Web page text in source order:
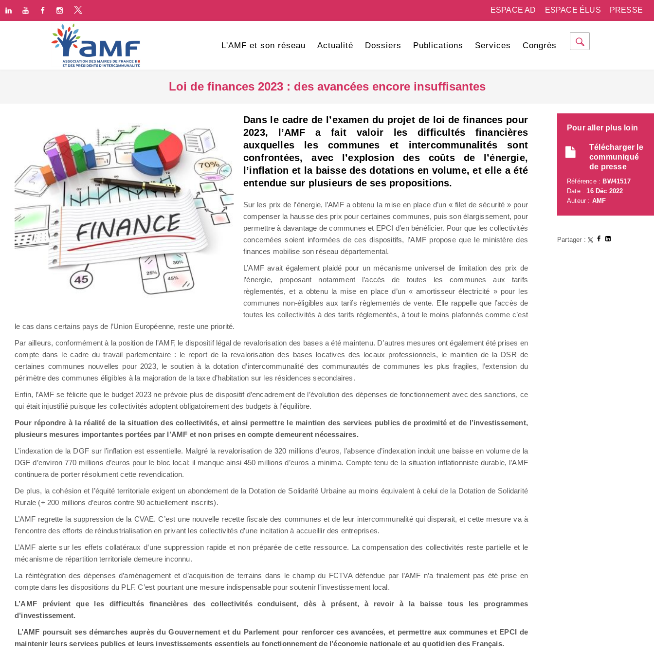
PRESSE
ESPACE ÉLUS
ESPACE AD
L'AMF et son réseau Actualité Dossiers Publications Services Congrès
Loi de finances 2023 : des avancées encore insuffisantes
Dans le cadre de l’examen du projet de loi de finances pour
2023, l’AMF a fait valoir les difficultés financières
auxquelles les communes et intercommunalités sont
confrontées, avec l’explosion des coûts de l’énergie,
l’inflation et la baisse des dotations en volume, et elle a été
entendue sur plusieurs de ses propositions.
Sur les prix de l’énergie, l’AMF a obtenu la mise en place d’un « filet de sécurité » pour
compenser la hausse des prix pour certaines communes, puis son élargissement, pour
permettre à davantage de communes et EPCI d’en bénéficier. Pour que les collectivités
concernées soient informées de ces dispositifs, l’AMF propose que le ministère des
finances mobilise son réseau départemental.
L’AMF avait également plaidé pour un mécanisme universel de limitation des prix de
l’énergie, proposant notamment l’accès de toutes les communes aux tarifs
règlementés, et a obtenu la mise en place d’un « amortisseur électricité » pour les
communes non-éligibles aux tarifs règlementés de vente. Elle rappelle que l’accès de
toutes les collectivités à des tarifs réglementés, à tout le moins plafonnés comme c’est
le cas dans certains pays de l’Union Européenne, reste une priorité.
Par ailleurs, conformément à la position de l’AMF, le dispositif légal de revalorisation des bases a été maintenu. D’autres mesures ont également été prises en
compte dans le cadre du travail parlementaire : le report de la revalorisation des bases locatives des locaux professionnels, le maintien de la DSR de
certaines communes nouvelles pour 2023, le soutien à la dotation d’intercommunalité des communautés de communes les plus fragiles, l’extension du
périmètre des communes éligibles à la majoration de la taxe d’habitation sur les résidences secondaires.
Enfin, l’AMF se félicite que le budget 2023 ne prévoie plus de dispositif d’encadrement de l’évolution des dépenses de fonctionnement avec des sanctions, ce
qui était injustifié puisque les collectivités adoptent obligatoirement des budgets à l’équilibre.
Pour répondre à la réalité de la situation des collectivités, et ainsi permettre le maintien des services publics de proximité et de l’investissement,
plusieurs mesures importantes portées par l’AMF et non prises en compte demeurent nécessaires.
L’indexation de la DGF sur l’inflation est essentielle. Malgré la revalorisation de 320 millions d’euros, l’absence d’indexation induit une baisse en volume de la
DGF d’environ 770 millions d’euros pour le bloc local: il manque ainsi 450 millions d’euros a minima. Compte tenu de la situation inflationniste durable, l’AMF
continuera de porter résolument cette revendication.
De plus, la cohésion et l’équité territoriale exigent un abondement de la Dotation de Solidarité Urbaine au moins équivalent à celui de la Dotation de Solidarité
Rurale (+ 200 millions d’euros contre 90 actuellement inscrits).
L’AMF regrette la suppression de la CVAE. C’est une nouvelle recette fiscale des communes et de leur intercommunalité qui disparait, et cette mesure va à
l’encontre des efforts de réindustrialisation en privant les collectivités d’une incitation à accueillir des entreprises.
L’AMF alerte sur les effets collatéraux d’une suppression rapide et non préparée de cette ressource. La compensation des collectivités reste partielle et le
mécanisme de répartition territoriale demeure inconnu.
La réintégration des dépenses d’aménagement et d’acquisition de terrains dans le champ du FCTVA défendue par l’AMF n’a finalement pas été prise en
compte dans les dispositions du PLF. C’est pourtant une mesure indispensable pour soutenir l’investissement local.
L’AMF prévient que les difficultés financières des collectivités conduisent, dès à présent, à revoir à la baisse tous les programmes
d’investissement.
L’AMF poursuit ses démarches auprès du Gouvernement et du Parlement pour renforcer ces avancées, et permettre aux communes et EPCI de
maintenir leurs services publics et leurs investissements essentiels au fonctionnement de l’économie nationale et au quotidien des Français.
Pour aller plus loin
Télécharger le
communiqué
de presse
Référence : BW41517
Date :16 Déc 2022
Auteur : AMF
Partager :